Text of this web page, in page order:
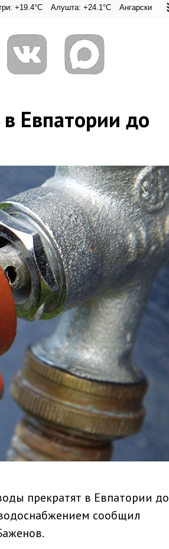
Адмиральская
Алушта: +24.1°C Ангарский перевал:
Евпатории до
прекратят в Евпатории до
сообщил